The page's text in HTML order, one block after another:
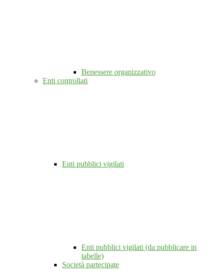
Benessere organizzativo
Enti controllati
Enti pubblici vigilati
Enti pubblici vigilati (da pubblicare in
tabelle)
Società partecipate